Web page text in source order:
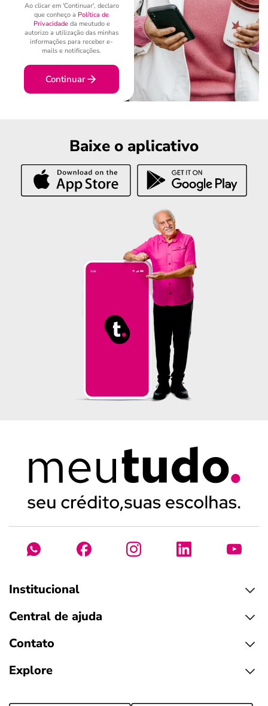
Ao clicar em 'Continuar', declaro
que conheço a Política de
Privacidadeda meutudo e
autorizo a utilização das minhas
informações para receber e-
mails e notificações.
Continuar
Baixe o aplicativo
Institucional
Central de ajuda
Contato
Explore